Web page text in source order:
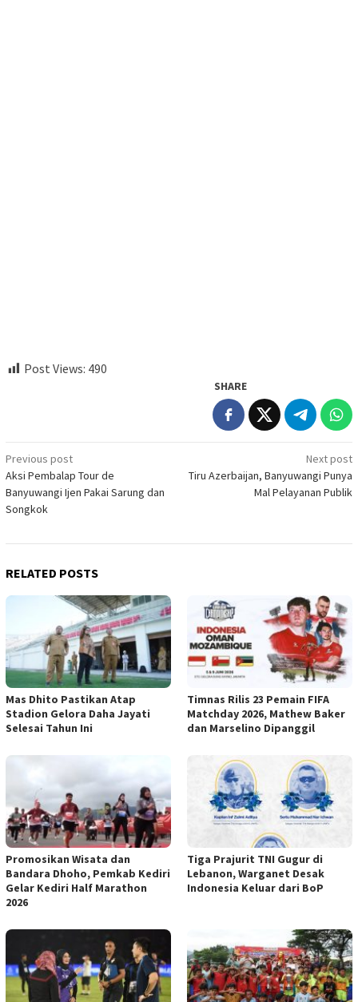
Post Views: 490
SHARE
Post
navigation
Previous post
Aksi Pembalap Tour de
Banyuwangi Ijen Pakai Sarung dan
Songkok
Next post
Tiru Azerbaijan, Banyuwangi Punya
Mal Pelayanan Publik
RELATED POSTS
Mas Dhito Pastikan Atap
Stadion Gelora Daha Jayati
Selesai Tahun Ini
Timnas Rilis 23 Pemain FIFA
Matchday 2026, Mathew Baker
dan Marselino Dipanggil
Promosikan Wisata dan
Bandara Dhoho, Pemkab Kediri
Gelar Kediri Half Marathon
2026
Tiga Prajurit TNI Gugur di
Lebanon, Warganet Desak
Indonesia Keluar dari BoP